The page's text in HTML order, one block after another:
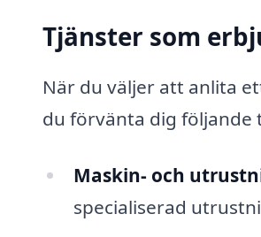
Tjänster som
När du väljer att anlita
du förvänta dig följande
Maskin- och
specialiserad